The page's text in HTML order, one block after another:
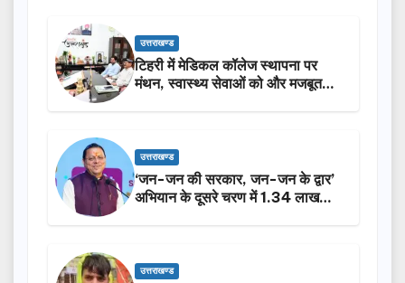
उत्तराखण्ड
टिहरी में मेडिकल कॉलेज स्थापना पर
मंथन, स्वास्थ्य सेवाओं को और मजबूत
उत्तराखण्ड
‘जन-जन की सरकार, जन-जन के द्वार’
अभियान के दूसरे चरण में 1.34 लाख
उत्तराखण्ड